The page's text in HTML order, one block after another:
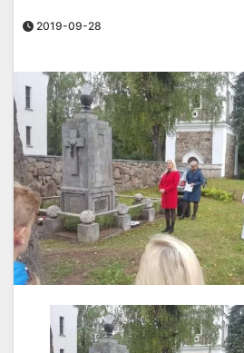
2019-09-28